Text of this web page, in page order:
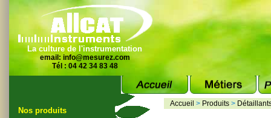
La culture de l'instrumentation
email: info@mesurez.com
Tél : 04 42 34 83 48
Nos produits
Accueil > Produits >